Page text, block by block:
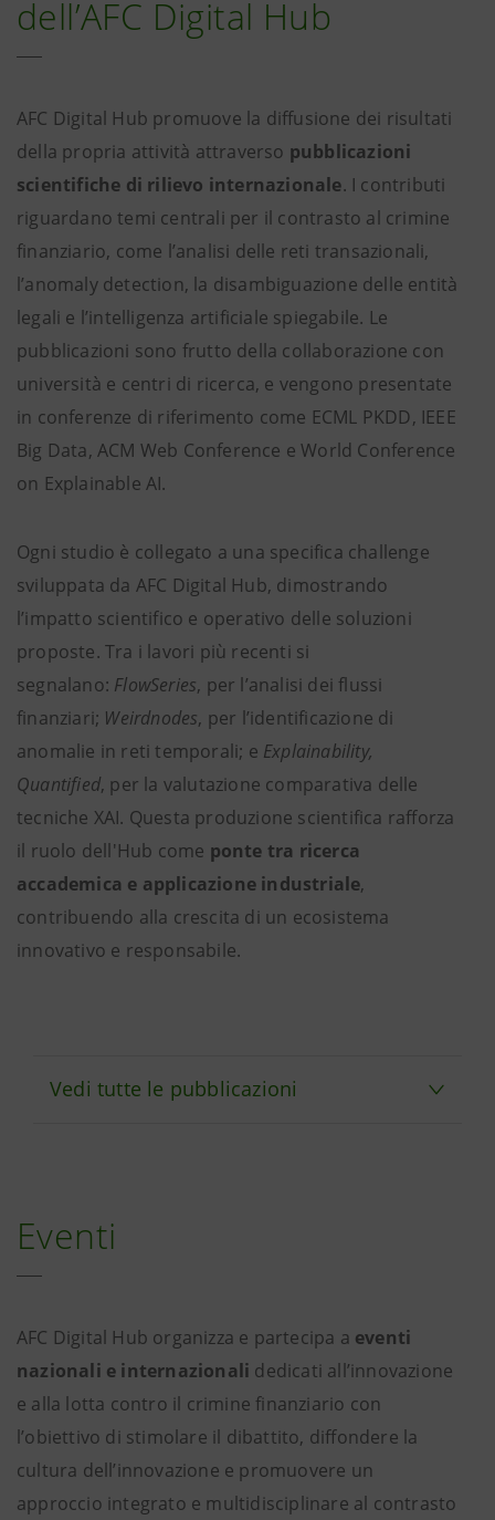
dell’AFC Digital Hub
AFC Digital Hub promuove la diffusione dei risultati
della propria attività attraverso pubblicazioni
scientifiche di rilievo internazionale. I contributi
riguardano temi centrali per il contrasto al crimine
finanziario, come l’analisi delle reti transazionali,
l’anomaly detection, la disambiguazione delle entità
legali e l’intelligenza artificiale spiegabile. Le
pubblicazioni sono frutto della collaborazione con
università e centri di ricerca, e vengono presentate
in conferenze di riferimento come ECML PKDD, IEEE
Big Data, ACM Web Conference e World Conference
on Explainable AI.
Ogni studio è collegato a una specifica challenge
sviluppata da AFC Digital Hub, dimostrando
l’impatto scientifico e operativo delle soluzioni
proposte. Tra i lavori più recenti si
segnalano: FlowSeries, per l’analisi dei flussi
finanziari; Weirdnodes, per l’identificazione di
anomalie in reti temporali; e Explainability,
Quantified, per la valutazione comparativa delle
tecniche XAI. Questa produzione scientifica rafforza
il ruolo dell'Hub come ponte tra ricerca
accademica e applicazione industriale,
contribuendo alla crescita di un ecosistema
innovativo e responsabile.
Vedi tutte le pubblicazioni
Eventi
AFC Digital Hub organizza e partecipa a eventi
nazionali e internazionali dedicati all’innovazione
e alla lotta contro il crimine finanziario con
l’obiettivo di stimolare il dibattito, diffondere la
cultura dell’innovazione e promuovere un
approccio integrato e multidisciplinare al contrasto